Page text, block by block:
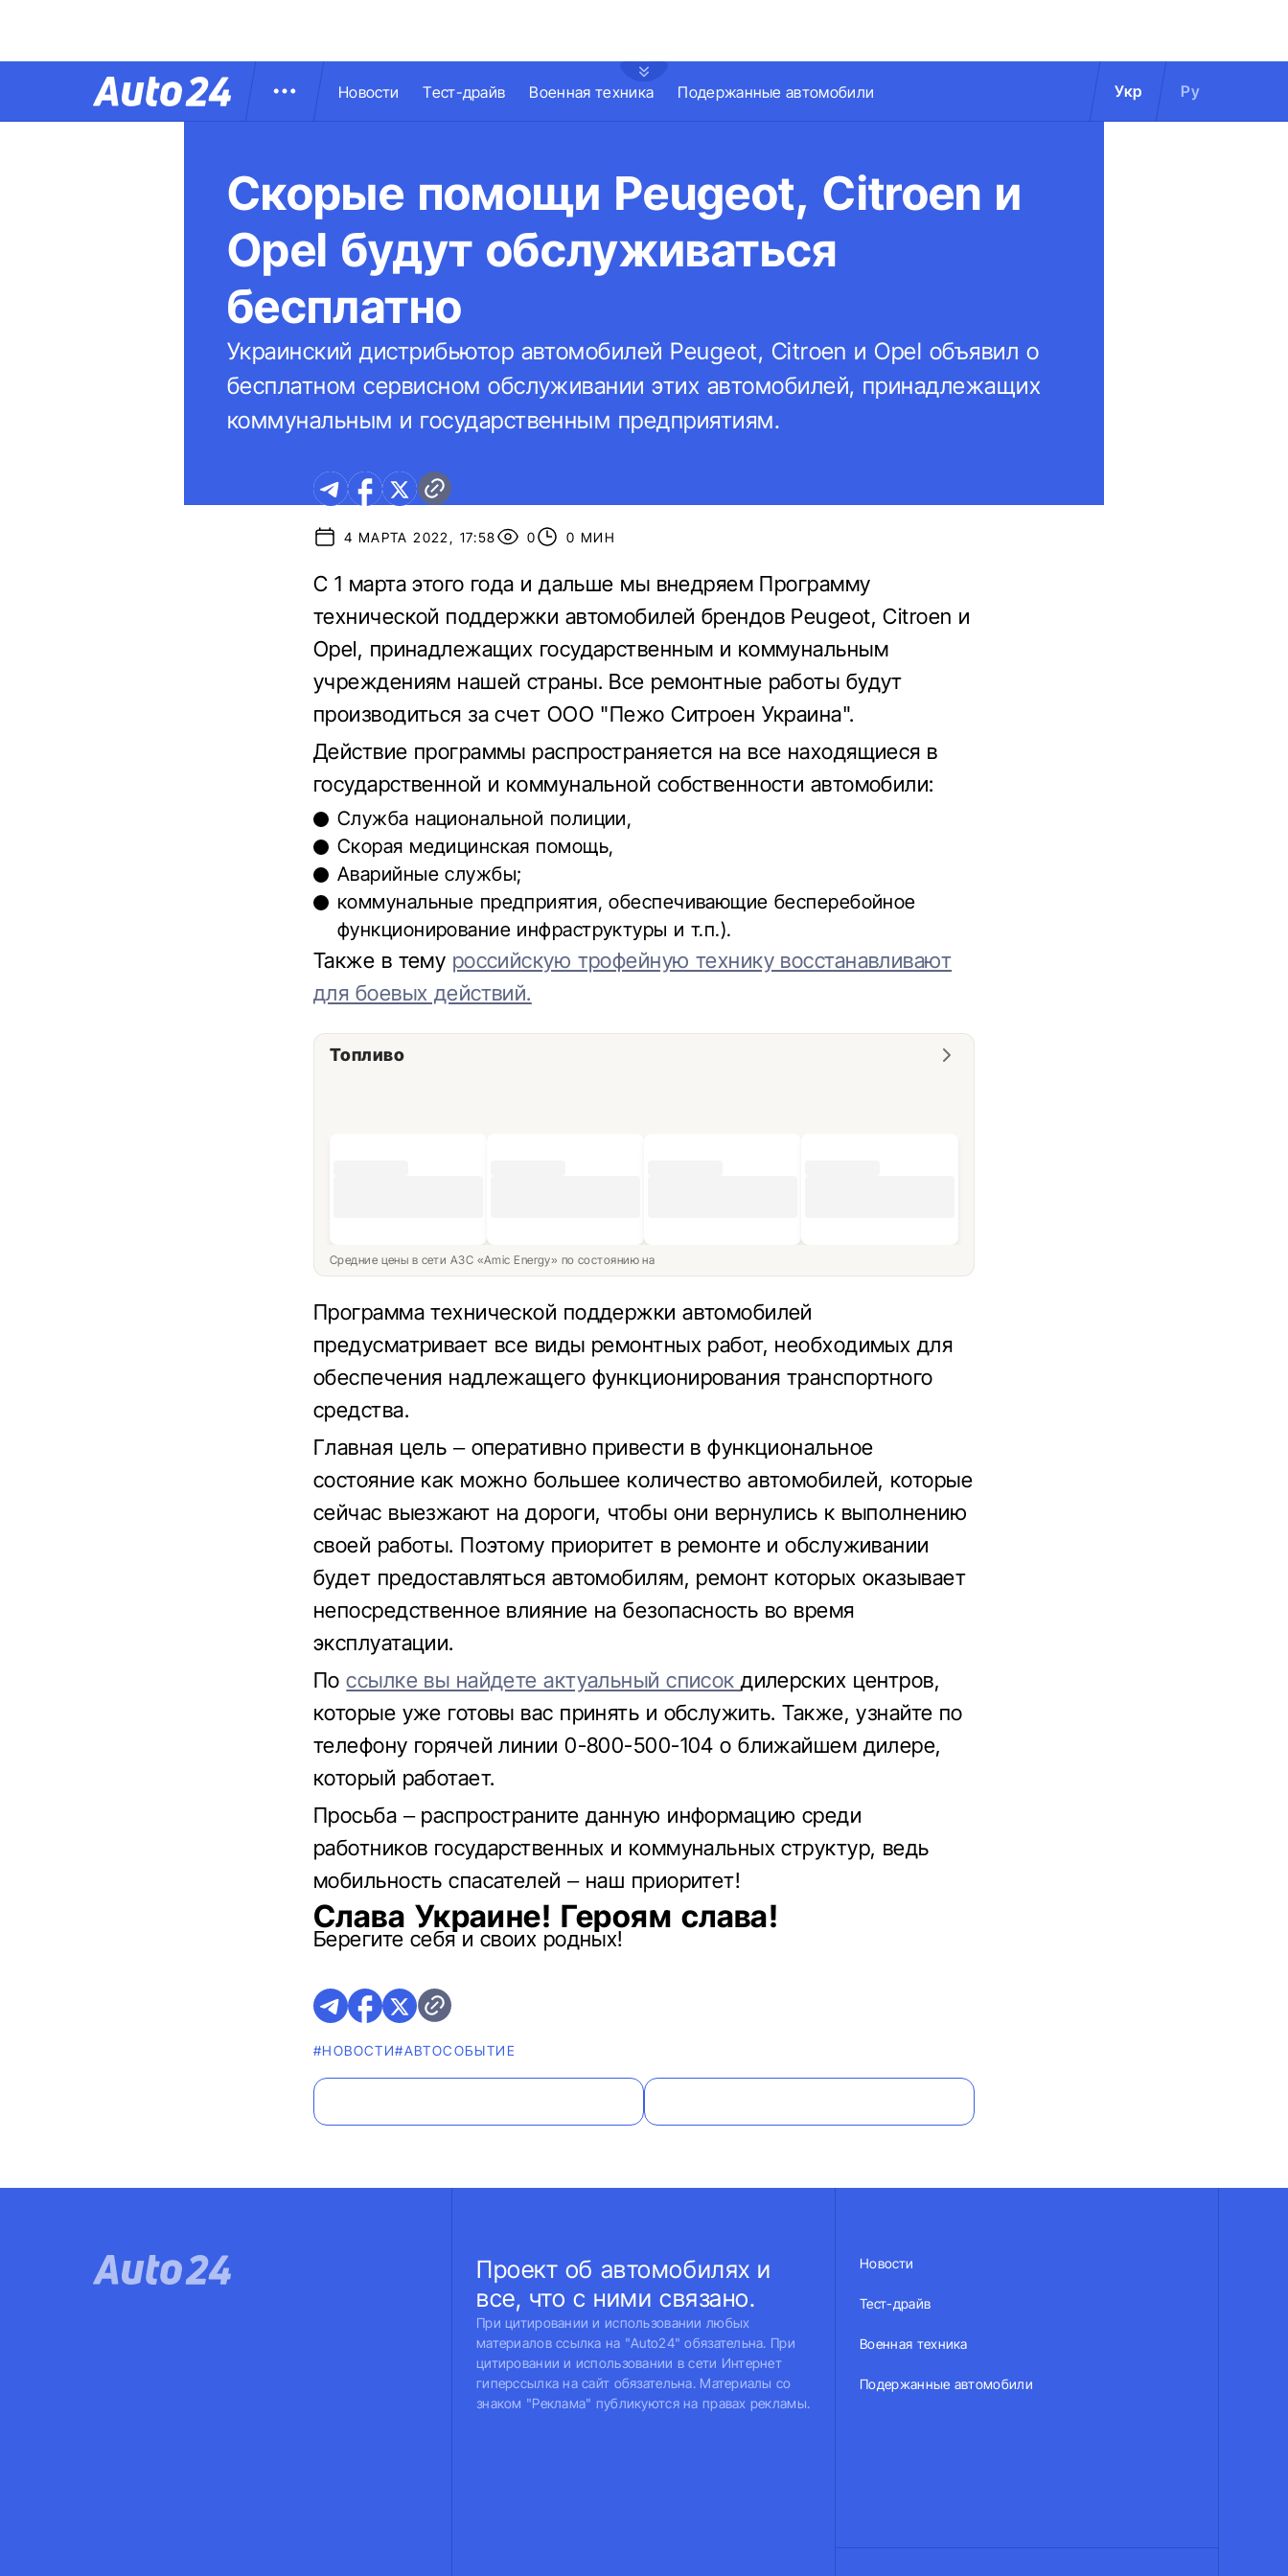
Новости Тест-драйв Военная техника Подержанные автомобили Укр Ру
Скорые помощи Peugeot, Citroen и
Opel будут обслуживаться
бесплатно
Украинский дистрибьютор автомобилей Peugeot, Citroen и Opel объявил о
бесплатном сервисном обслуживании этих автомобилей, принадлежащих
коммунальным и государственным предприятиям.
4 МАРТА 2022, 17:58 0 0 МИН
С 1 марта этого года и дальше мы внедряем Программу
технической поддержки автомобилей брендов Peugeot, Citroen и
Opel, принадлежащих государственным и коммунальным
учреждениям нашей страны. Все ремонтные работы будут
производиться за счет ООО "Пежо Ситроен Украина".
Действие программы распространяется на все находящиеся в
государственной и коммунальной собственности автомобили:
Служба национальной полиции,
Скорая медицинская помощь,
Аварийные службы;
коммунальные предприятия, обеспечивающие бесперебойное
функционирование инфраструктуры и т.п.).
Также в тему российскую трофейную технику восстанавливают
для боевых действий.
Топливо
Средние цены в сети АЗС «Amic Energy» по состоянию на
Программа технической поддержки автомобилей
предусматривает все виды ремонтных работ, необходимых для
обеспечения надлежащего функционирования транспортного
средства.
Главная цель – оперативно привести в функциональное
состояние как можно большее количество автомобилей, которые
сейчас выезжают на дороги, чтобы они вернулись к выполнению
своей работы. Поэтому приоритет в ремонте и обслуживании
будет предоставляться автомобилям, ремонт которых оказывает
непосредственное влияние на безопасность во время
эксплуатации.
Поссылке вы найдете актуальный списокдилерских центров,
которые уже готовы вас принять и обслужить. Также, узнайте по
телефону горячей линии 0-800-500-104 о ближайшем дилере,
который работает.
Просьба – распространите данную информацию среди
работников государственных и коммунальных структур, ведь
мобильность спасателей – наш приоритет!
Слава Украине! Героям слава!
Берегите себя и своих родных!
#НОВОСТИ#АВТОСОБЫТИЕ
Проект об автомобилях и
все, что с ними связано.
При цитировании и использовании любых
материалов ссылка на "Auto24" обязательна. При
цитировании и использовании в сети Интернет
гиперссылка на сайт обязательна. Материалы со
знаком "Реклама" публикуются на правах рекламы.
Новости
Тест-драйв
Военная техника
Подержанные автомобили